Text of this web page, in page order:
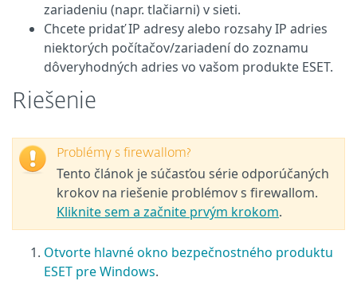
zariadeniu (napr. tlačiarni) v sieti.
Chcete pridať IP adresy alebo rozsahy IP adries
niektorých počítačov/zariadení do zoznamu
dôveryhodných adries vo vašom produkte ESET.
Riešenie
Problémy s firewallom?
Tento článok je súčasťou série odporúčaných
krokov na riešenie problémov s firewallom.
Kliknite sem a začnite prvým krokom.
Otvorte hlavné okno bezpečnostného produktu
ESET pre Windows.